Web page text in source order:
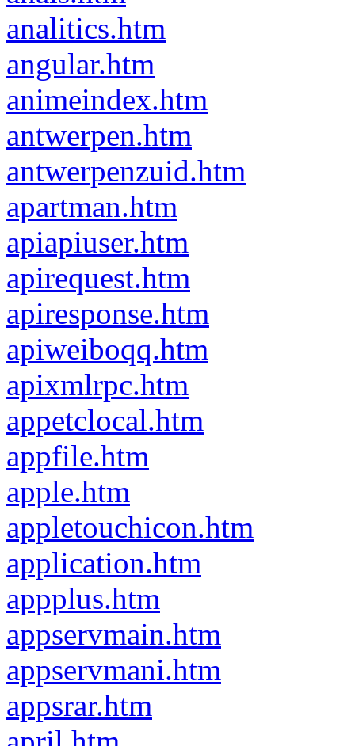
analitics.htm
angular.htm
animeindex.htm
antwerpen.htm
antwerpenzuid.htm
apartman.htm
apiapiuser.htm
apirequest.htm
apiresponse.htm
apiweiboqq.htm
apixmlrpc.htm
appetclocal.htm
appfile.htm
apple.htm
appletouchicon.htm
application.htm
appplus.htm
appservmain.htm
appservmani.htm
appsrar.htm